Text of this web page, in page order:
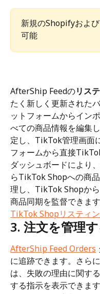
新規のShopifyおよ
可能
AfterShip Feedのリス
たく新しく更新された
ットフォームからイン
べての商品情報を編集
定し、TikTok管理画面
フォームから直接
ダッシュボードにより
らTikTok Shopへの商
理し、TikTok Shopか
商品同期を監督できます
TikTok Shopリスティ
3. 注文を管理
AfterShip Feed Orders
に追跡できます。さら
は、失敗の理由に関す
する指示を表示できま